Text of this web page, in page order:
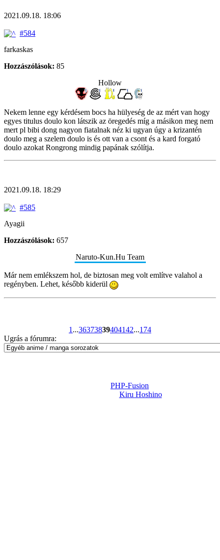
2021.09.18. 18:06
#584
farkaskas
Hozzászólások: 85
Hollow
Nekem lenne egy kérdésem bocs ha hülyeség de az mért van hogy
egyes titulus doulo kon látszik az öregedés míg a másikon meg nem
mert pl bibi dong nagyon fiatalnak néz ki ugyan úgy a krizantén
doulo meg a szelem doulo is és ott van a csont és a kard forgató
doulo azokat Rongrong mindig papának szólítja.
2021.09.18. 18:29
#585
Ayagii
Hozzászólások: 657
Naruto-Kun.Hu Team
Már nem emlékszem hol, de biztosan meg volt említve valahol a
regényben. Lehet, később kiderül
1 ...36373839404142...174
Ugrás a fórumra:
PHP-Fusion
Kiru Hoshino